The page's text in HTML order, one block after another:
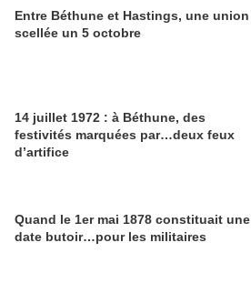
Entre Béthune et Hastings, une union
scellée un 5 octobre
14 juillet 1972 : à Béthune, des
festivités marquées par…deux feux
d’artifice
Quand le 1er mai 1878 constituait une
date butoir…pour les militaires